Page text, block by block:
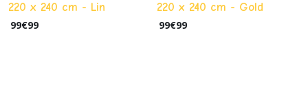
220 x 240 cm - Lin
99€99
220 x 240 cm - Gold
99€99